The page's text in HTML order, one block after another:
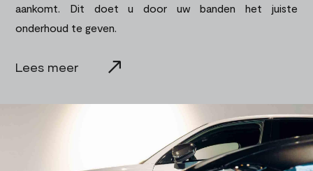
aankomt. Dit doet u door uw banden het juiste
onderhoud te geven.
Lees meer